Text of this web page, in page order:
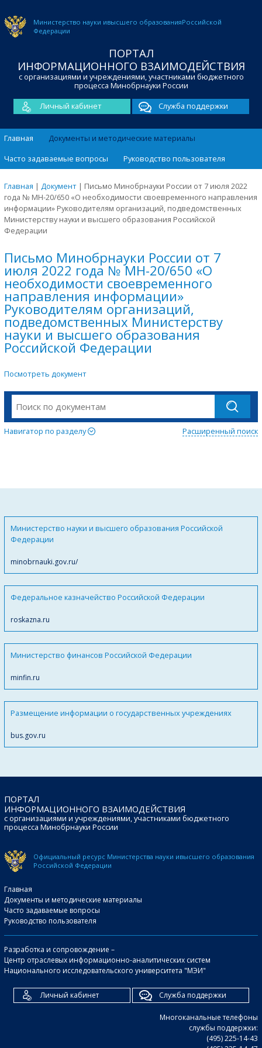
Министерство науки ивысшего образованияРоссийской
Федерации
ПОРТАЛ
ИНФОРМАЦИОННОГО ВЗАИМОДЕЙСТВИЯ
с организациями и учреждениями, участниками бюджетного
процесса Минобрнауки России
Личный кабинет
Служба поддержки
Главная
Документы и методические материалы
Часто задаваемые вопросы
Руководство пользователя
Главная | Документ | Письмо Минобрнауки России от 7 июля 2022
года № МН-20/650 «О необходимости своевременного направления
информации» Руководителям организаций, подведомственных
Министерству науки и высшего образования Российской
Федерации
Письмо Минобрнауки России от 7
июля 2022 года № МН-20/650 «О
необходимости своевременного
направления информации»
Руководителям организаций,
подведомственных Министерству
науки и высшего образования
Российской Федерации
Посмотреть документ
Навигатор по разделу Расширенный поиск
Министерство науки и высшего образования Российской
Федерации
minobrnauki.gov.ru/
Федеральное казначейство Российской Федерации
roskazna.ru
Министерство финансов Российской Федерации
minfin.ru
Размещение информации о государственных учреждениях
bus.gov.ru
ПОРТАЛ
ИНФОРМАЦИОННОГО ВЗАИМОДЕЙСТВИЯ
с организациями и учреждениями, участниками бюджетного
процесса Минобрнауки России
Официальный ресурс Министерства науки ивысшего образования
Российской Федерации
Главная
Документы и методические материалы
Часто задаваемые вопросы
Руководство пользователя
Разработка и сопровождение –
Центр отраслевых информационно-аналитических систем
Национального исследовательского университета "МЭИ"
Личный кабинет Служба поддержки
Многоканальные телефоны
службы поддержки:
(495) 225-14-43